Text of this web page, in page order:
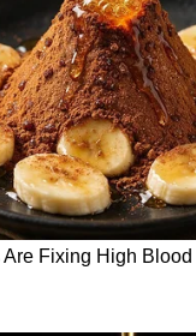
EMI కాలిక్యులేటర్
చాలు, దీని